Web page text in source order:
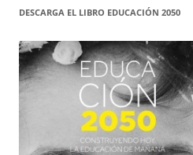
DESCARGA EL LIBRO EDUCACIÓN 2050